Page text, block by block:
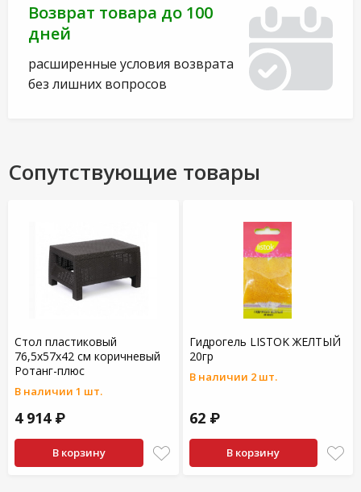
Возврат товара до 100
дней
расширенные условия возврата
без лишних вопросов
Сопутствующие товары
Стол пластиковый
76,5х57х42 см коричневый
Ротанг-плюс
В наличии 1 шт.
4 914 ₽
В корзину
Гидрогель LISTOK ЖЕЛТЫЙ
20гр
В наличии 2 шт.
62 ₽
В корзину